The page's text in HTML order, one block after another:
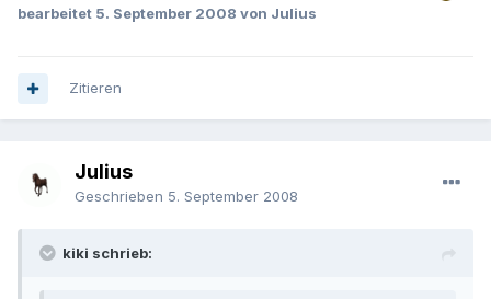
bearbeitet 5. September 2008 von Julius
Zitieren
Julius
Geschrieben 5. September 2008
kiki schrieb: